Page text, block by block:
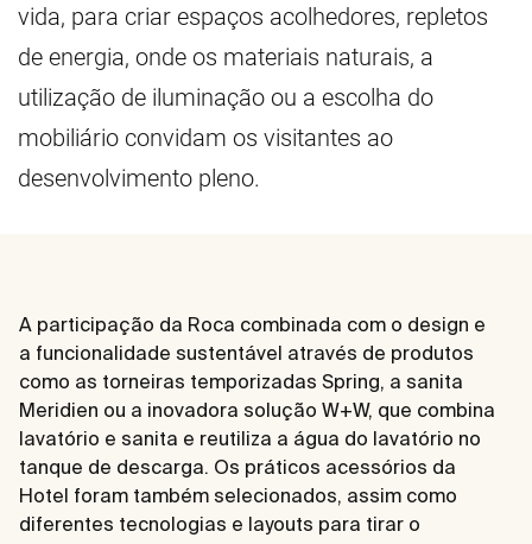
vida, para criar espaços acolhedores, repletos
de energia, onde os materiais naturais, a
utilização de iluminação ou a escolha do
mobiliário convidam os visitantes ao
desenvolvimento pleno.
A participação da Roca combinada com o design e
a funcionalidade sustentável através de produtos
como as torneiras temporizadas Spring, a sanita
Meridien ou a inovadora solução W+W, que combina
lavatório e sanita e reutiliza a água do lavatório no
tanque de descarga. Os práticos acessórios da
Hotel foram também selecionados, assim como
diferentes tecnologias e layouts para tirar o